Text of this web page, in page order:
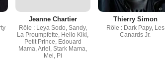
Jeanne Chartier
Rôle : Leya Sodo, Sandy,
La Proumpfette, Hello Kiki,
Petit Prince, Edouard
Mama, Ariel, Stark Mama,
Mei, Pi
Thierry Simon
Rôle : Dark Papy, Les
Canards Jr.